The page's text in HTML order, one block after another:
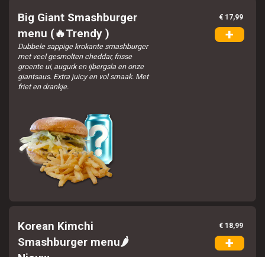
Big Giant Smashburger
menu (🔥Trendy )
Dubbele sappige krokante smashburger
met veel gesmolten cheddar, frisse
groente ui, augurk en ijbergsla en onze
giantsaus. Extra juicy en vol smaak. Met
friet en drankje.
€ 17,99
+
Korean Kimchi
Smashburger menu🌶️
€ 18,99
+